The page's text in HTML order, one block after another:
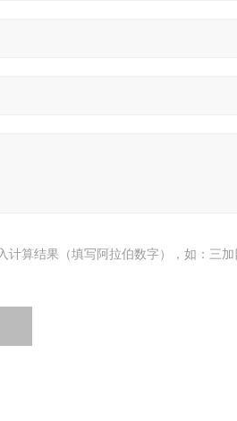
计算结果（填写阿拉伯数字），如：三加